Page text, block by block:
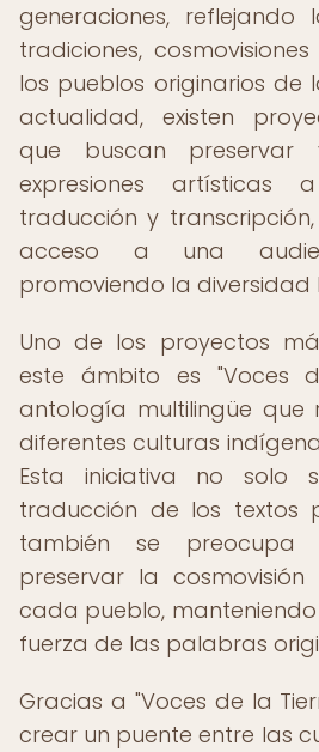
generaciones,
tradiciones,
los pueblos originarios de
actualidad, existen
que buscan preservar
expresiones
traducción y
acceso a una
promoviendo la diversidad
Uno de los proyectos
este ámbito es "Voces
antología multilingüe que
diferentes culturas
Esta iniciativa no solo
traducción de los textos
también se
preservar la
cada pueblo,
fuerza de las palabras
Gracias a "Voces de la
crear un puente entre las